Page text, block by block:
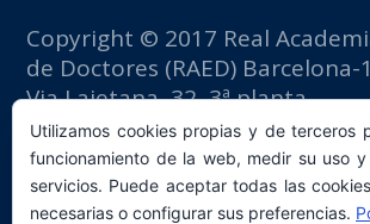
Copyright © 2017 Real
de Doctores (RAED) Barcelona-
Via Laietana, 32, 3ª planta
Edificio Fomento del Trabajo
08003 Barcelona (España)
tlf: +34 93 667 40 54
secretaria@raed.academy
Utilizamos cookies propias y de terceros
funcionamiento de la web, medir su uso
servicios. Puede aceptar todas las
necesarias o configurar sus preferencias.